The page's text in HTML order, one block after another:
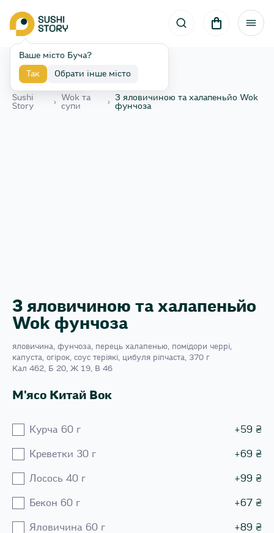
Ваше місто Буча?
Так Обрати інше місто
Назад
Sushi
Story
›
Wok та
супи
› З яловичиною та халапеньйо Wok
фунчоза
З яловичиною та халапеньйо
Wok фунчоза
яловичина, фунчоза, перець халапенью, помідори черрі,
капуста, огірок, соус теріякі, цибуля ріпчаста, 370 г
Кал 462, Б 20, Ж 19, В 46
М'ясо Китай Вок
Курча 60 г +59 ₴
Креветки 30 г +69 ₴
Лосось 40 г +99 ₴
Бекон 60 г +67 ₴
Яловичина 60 г +89 ₴